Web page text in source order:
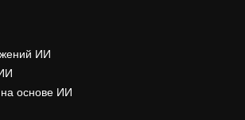
ИИ
основе ИИ